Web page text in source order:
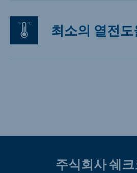
최소의 열전도
주식회사 쉐